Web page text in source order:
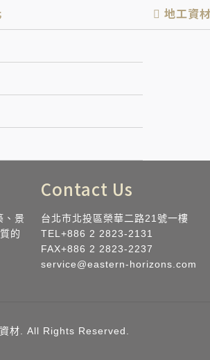
地工資材
、景
的
Contact Us
台北市北投區榮華二路21號一樓
TEL+886 2 2823-2131
FAX+886 2 2823-2237
service@eastern-horizo​​ns.com
材. All Rights Reserved.